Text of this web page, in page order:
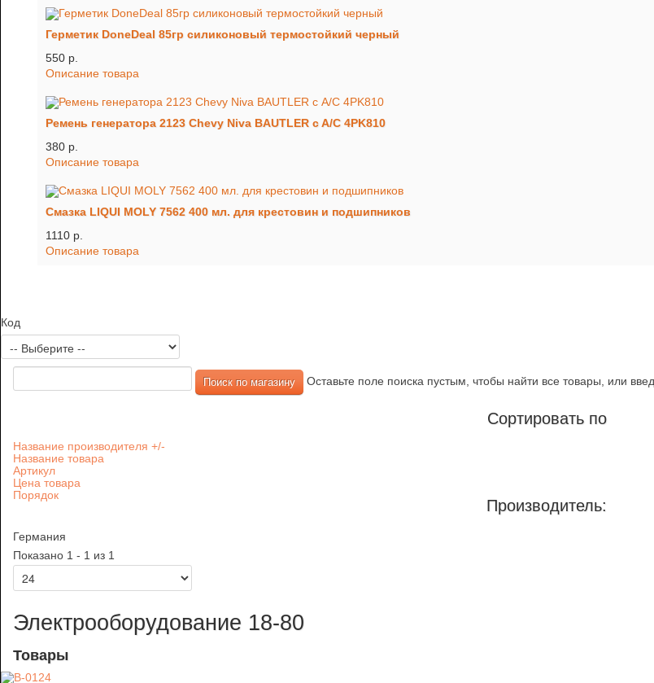
Герметик DoneDeal 85гр силиконовый термостойкий черный
550 p.
Описание товара
Ремень генератора 2123 Chevy Niva BAUTLER c A/C 4PK810
380 p.
Описание товара
Смазка LIQUI MOLY 7562 400 мл. для крестовин и подшипников
1110 p.
Описание товара
Код
Оставьте поле поиска пустым, чтобы найти все товары, или
Сортировать по
Название производителя +/-
Название товара
Артикул
Цена товара
Порядок
Производитель:
Германия
Показано 1 - 1 из 1
Электрооборудование 18-80
Товары